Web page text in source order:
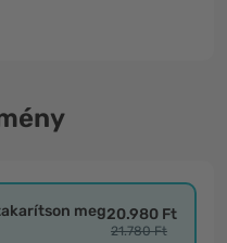
meg20.980 Ft
21.780 Ft